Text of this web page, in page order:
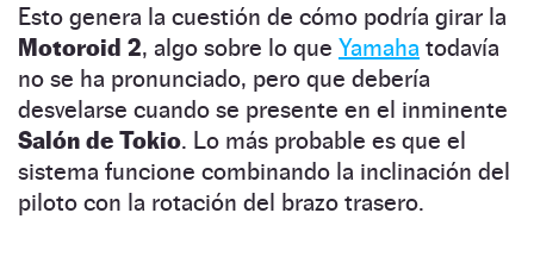
Esto genera la cuestión de cómo podría girar la
Motoroid 2, algo sobre lo que Yamaha todavía
no se ha pronunciado, pero que debería
desvelarse cuando se presente en el inminente
Salón de Tokio. Lo más probable es que el
sistema funcione combinando la inclinación del
piloto con la rotación del brazo trasero.